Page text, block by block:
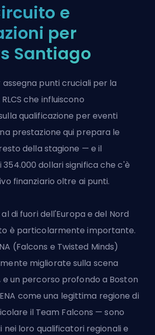
e
per
Santiago
assegna punti cruciali per la
che influiscono
qualificazione per eventi
prestazione qui prepara le
della stagione — e il
dollari significa che c'è
finanziario oltre ai punti.
di fuori dell'Europa e del Nord
è particolarmente importante.
(Falcons e Twisted Minds)
migliorate sulla scena
e un percorso profondo a Boston
come una legittima regione di
il Team Falcons — sono
loro qualificatori regionali e